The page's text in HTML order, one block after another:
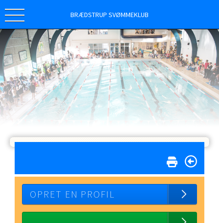
BRÆDSTRUP SVØMMEKLUB
OPRET EN PROFIL